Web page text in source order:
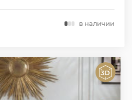
в наличии